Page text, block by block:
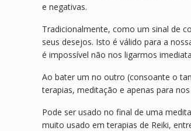
e negativas.
Tradicionalmente, como um sinal de
seus desejos. Isto é válido para a
é impossível não nos ligarmos
Ao bater um no outro (consoante o
terapias, meditação e apenas para
Pode ser usado no final de uma
muito usado em terapias de Reiki,